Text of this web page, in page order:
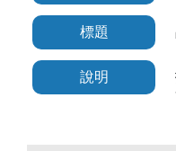
標題
說明